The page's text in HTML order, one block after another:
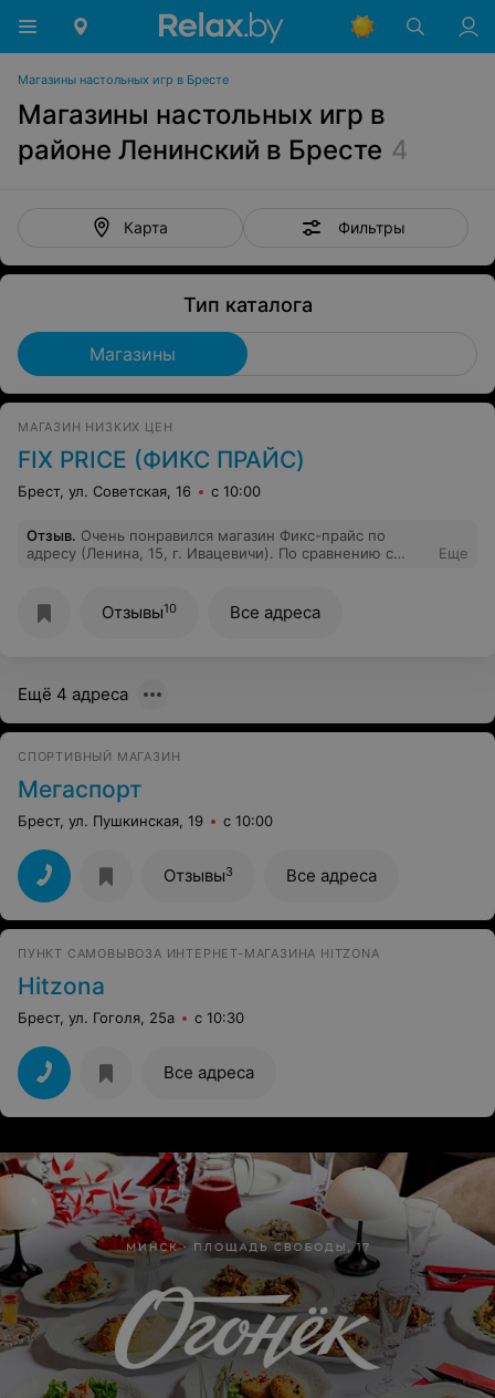
Магазины настольных игр в Бресте
Магазины настольных игр в
районе Ленинский в Бресте 4
Карта Фильтры
Тип каталога
Магазины
МАГАЗИН НИЗКИХ ЦЕН
FIX PRICE (ФИКС ПРАЙС)
Брест, ул. Советская, 16 с 10:00
Отзыв. Очень понравился магазин Фикс-прайс по
адресу (Ленина, 15, г. Ивацевичи). По сравнению с
приятно удивлены.
Еще
Отзывы10 Все адреса
Ещё 4 адреса
СПОРТИВНЫЙ МАГАЗИН
Мегаспорт
Брест, ул. Пушкинская, 19 с 10:00
Отзывы3 Все адреса
ПУНКТ САМОВЫВОЗА ИНТЕРНЕТ-МАГАЗИНА HITZONA
Hitzona
Брест, ул. Гоголя, 25а с 10:30
Все адреса